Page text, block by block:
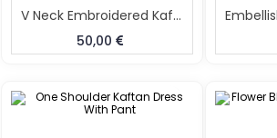
V Neck Embroidered Kaftan And Pant Set
50,00